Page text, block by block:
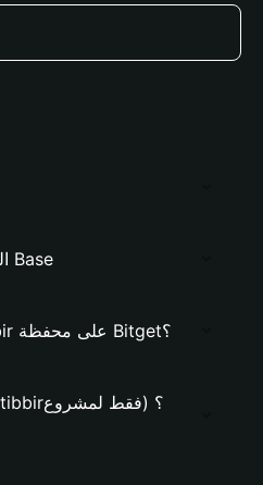
التطبيقات اللامركزية على Base
كيفية إنشاء محفظة tibbir على محفظة Bitget؟